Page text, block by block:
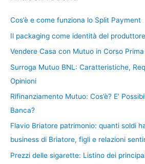
Cos’è e come funziona lo Split Payment
Il packaging come identità del produttore
Vendere Casa con Mutuo in Corso
Surroga Mutuo BNL: Caratteristiche,
Opinioni
Rifinanziamento Mutuo: Cos’è? E’
Banca?
Flavio Briatore patrimonio: quanti soldi
business di Briatore, figli e relazioni
Prezzi delle sigarette: Listino dei